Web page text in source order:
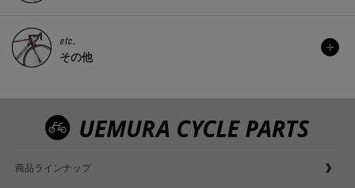
etc..
その他
商品ラインナップ